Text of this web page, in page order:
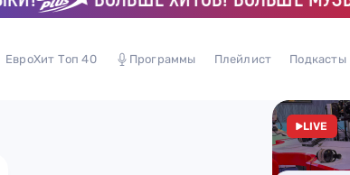
ЕвроХит Топ 40 Программы Плейлист Подкасты
LIVE